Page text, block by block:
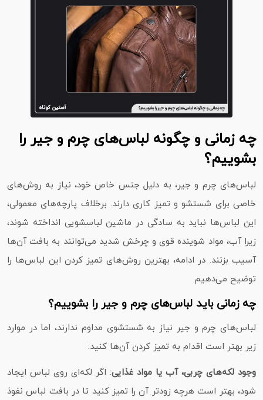
چه زمانی و چگونه لباس‌های چرم و جیر را
بشوییم؟
لباس‌های چرم و جیر، به دلیل جنس خاص خود، نیاز به روش‌های
خاصی برای شستشو و تمیز کاری دارند. برخلاف پارچه‌های معمولی،
این لباس‌ها نباید به‌ سادگی در ماشین لباسشویی انداخته شوند،
زیرا آب، مواد شوینده قوی و چرخش شدید می‌توانند به بافت آن‌ها
آسیب بزنند. در ادامه، بهترین روش‌های تمیز کردن این لباس‌ها را
توضیح می‌دهیم.
چه زمانی باید لباس‌های چرم و جیر را بشوییم؟
لباس‌های چرم و جیر نیاز به شستشوی مداوم ندارند، اما در موارد
زیر بهتر است اقدام به تمیز کردن آن‌ها کنید:
وجود لکه‌های چربی، آب یا مواد غذایی: اگر لکه‌ای روی لباس ایجاد
شود، بهتر است هرچه زودتر آن را تمیز کنید تا در بافت لباس نفوذ